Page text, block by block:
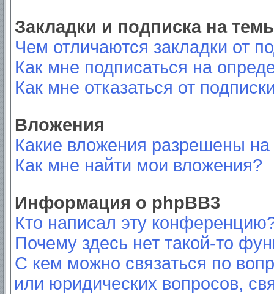
Закладки и подписка на
Чем отличаются закладки от
Как мне подписаться на
Как мне отказаться от
Вложения
Какие вложения разрешены
Как мне найти мои вложения?
Информация о phpBB3
Кто написал эту
Почему здесь нет такой-то
С кем можно связаться по
или юридических вопросов,